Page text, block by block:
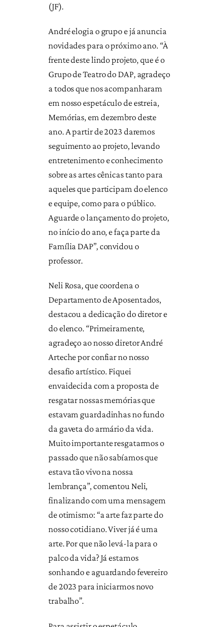
(JF).
André elogia o grupo e já anuncia
novidades para o próximo ano. “À
frente deste lindo projeto, que é o
Grupo de Teatro do DAP, agradeço
a todos que nos acompanharam
em nosso espetáculo de estreia,
Memórias, em dezembro deste
ano. A partir de 2023 daremos
seguimento ao projeto, levando
entretenimento e conhecimento
sobre as artes cênicas tanto para
aqueles que participam do elenco
e equipe, como para o público.
Aguarde o lançamento do projeto,
no início do ano, e faça parte da
Família DAP”, convidou o
professor.
Neli Rosa, que coordena o
Departamento de Aposentados,
destacou a dedicação do diretor e
do elenco. “Primeiramente,
agradeço ao nosso diretor André
Arteche por confiar no nosso
desafio artístico. Fiquei
envaidecida com a proposta de
resgatar nossas memórias que
estavam guardadinhas no fundo
da gaveta do armário da vida.
Muito importante resgatarmos o
passado que não sabíamos que
estava tão vivo na nossa
lembrança”, comentou Neli,
finalizando com uma mensagem
de otimismo: “a arte faz parte do
nosso cotidiano. Viver já é uma
arte. Por que não levá-la para o
palco da vida? Já estamos
sonhando e aguardando fevereiro
de 2023 para iniciarmos novo
trabalho”.